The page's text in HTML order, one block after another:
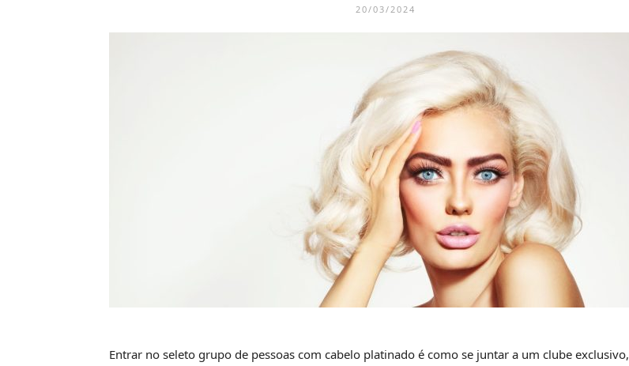
20/03/2024
Entrar no seleto grupo de pessoas com cabelo platinado é como se juntar a um clube exclusivo,